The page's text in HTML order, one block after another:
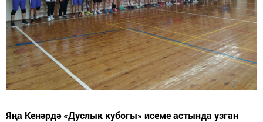
Яңа Кенәрдә «Дуслык кубогы» исеме астында узган